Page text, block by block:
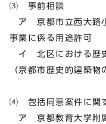
⑶ 事前相談
ア 京都市立西大路
事業に係る用途許可
イ 北区における歴
（京都市歴史的建築物
⑷ 包括同意案件に関
ア 京都教育大学附